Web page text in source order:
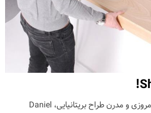
میز Shifty ، که تعبیر امروزی و مدرن طراح بریتانیایی، Daniel